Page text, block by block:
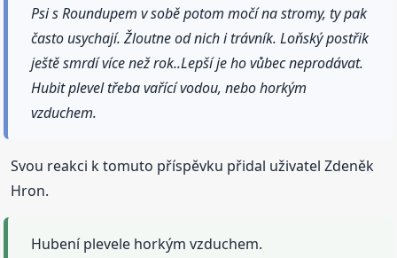
Psi s Roundupem v sobě potom močí na stromy, ty pak
často usychají. Žloutne od nich i trávník. Loňský postřik
ještě smrdí více než rok..Lepší je ho vůbec neprodávat.
Hubit plevel třeba vařící vodou, nebo horkým
vzduchem.
Svou reakci k tomuto příspěvku přidal uživatel Zdeněk
Hron.
Hubení plevele horkým vzduchem.